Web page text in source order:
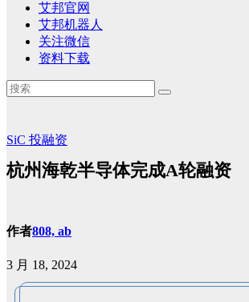
艾邦官网
艾邦机器人
关注微信
资料下载
SiC 投融资
杭州海乾半导体完成A轮融资
作者808, ab
3 月 18, 2024